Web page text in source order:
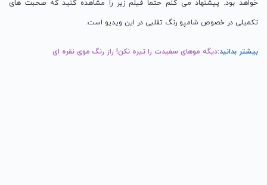
خواهد بود. پیشنهاد می کنم حتما فیلم زیر را مشاهده کنید که صحبت های
تکمیلی در خصوص شامپو رنگ تقلبی در این ویدیو است.
بیشتر بدانید:دیگه موهای سفیدت را تیره نکن! راز رنگ موی نقره ای